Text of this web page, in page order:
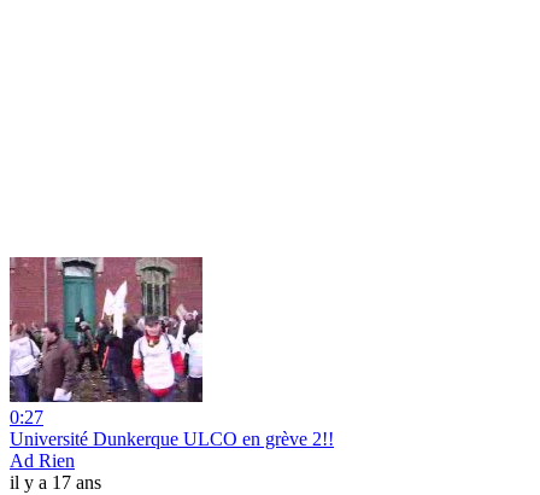
0:27
Université Dunkerque ULCO en grève 2!!
Ad Rien
il y a 17 ans